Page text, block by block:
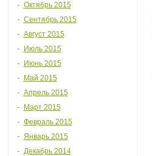
Октябрь 2015
Сентябрь 2015
Август 2015
Июль 2015
Июнь 2015
Май 2015
Апрель 2015
Март 2015
Февраль 2015
Январь 2015
Декабрь 2014